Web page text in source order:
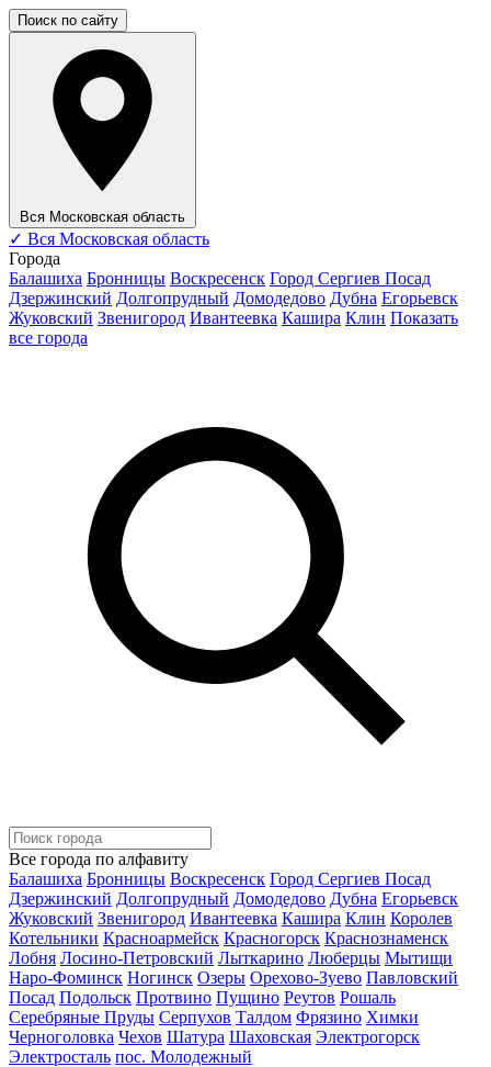
Поиск по сайту
Вся Московская область
✓ Вся Московская область
Города
Балашиха Бронницы Воскресенск Город Сергиев Посад
Дзержинский Долгопрудный Домодедово Дубна Егорьевск
Жуковский Звенигород Ивантеевка Кашира Клин Показать
все города
Все города по алфавиту
Балашиха Бронницы Воскресенск Город Сергиев Посад
Дзержинский Долгопрудный Домодедово Дубна Егорьевск
Жуковский Звенигород Ивантеевка Кашира Клин Королев
Котельники Красноармейск Красногорск Краснознаменск
Лобня Лосино-Петровский Лыткарино Люберцы Мытищи
Наро-Фоминск Ногинск Озеры Орехово-Зуево Павловский
Посад Подольск Протвино Пущино Реутов Рошаль
Серебряные Пруды Серпухов Талдом Фрязино Химки
Черноголовка Чехов Шатура Шаховская Электрогорск
Электросталь пос. Молодежный